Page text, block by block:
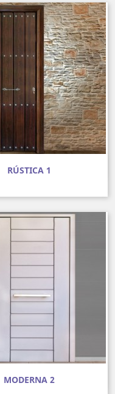
RÚSTICA 1
Vista rápida
MODERNA 2
Vista rápida